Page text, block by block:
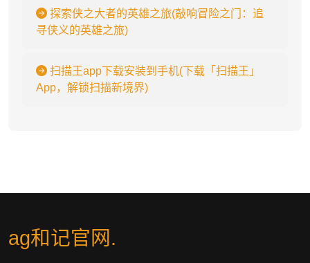
探索侠之大者的英雄之旅(敲响冒险之门：追
寻侠义的英雄之旅)
扫描王app下载安装到手机(下载「扫描王」
App，解锁扫描新境界)
ag和记官网.